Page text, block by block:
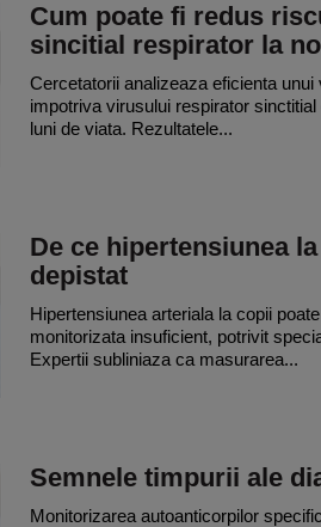
Cum poate fi redus
sincitial respirator la
Cercetatorii analizeaza eficienta
impotriva virusului respirator
luni de viata. Rezultatele...
De ce hipertensiunea
depistat
Hipertensiunea arteriala la copii
monitorizata insuficient, potrivit
Expertii subliniaza ca masurarea...
Semnele timpurii ale
Monitorizarea autoanticorpilor